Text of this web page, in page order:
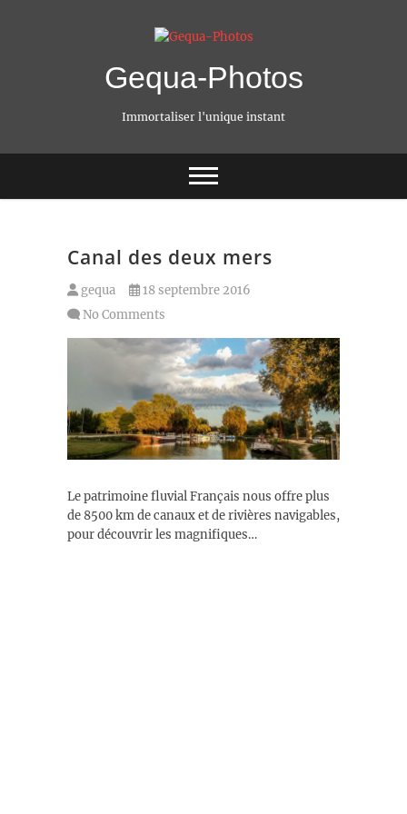
Gequa-Photos
Immortaliser l'unique instant
Canal des deux mers
gequa
18 septembre 2016
No Comments
Le patrimoine fluvial Français nous offre plus
de 8500 km de canaux et de rivières navigables,
pour découvrir les magnifiques…